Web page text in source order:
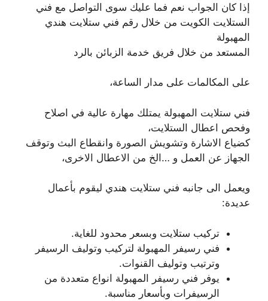
إذا كان الجواب نعم فما عليك سوى التواصل مع فني
الستلايت الكويت من خلال رقم فني ستلايت هندي
المهبولة
المستعد من خلال فريق خدمة الزبائن بالرد
على المكالمات على مدار الساعة،
فني ستلايت المهبولة يمتلك مهارة عالية في اصلاح
وفحص اعطال الستلايت،
كضياع الاشارة وتشويش الصورة وانقطاع البث وتوقف
الجهاز عن العمل و …الخ من الاعطال الاخرى،
ويعمل الى جانبه فني ستلايت هندي ليقوم بأعمال
عديدة:
تركيب ستلايت وبسعر محدود للغاية.
فني رسيفر المهبولة لتركيب وتوليف الرسيفر
وترتيب وتوليف القنوات.
يوفر فني رسيفر المهبولة انواع متعددة من
الرسيفرات وبأسعار مناسبة.